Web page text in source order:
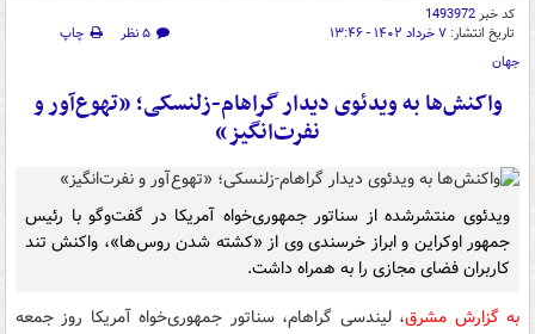
کد خبر1493972
تاریخ انتشار: ۷ خرداد ۱۴۰۲ - ۱۳:۴۶ ۵ نظر
چاپ
جهان
واکنش‌ها به ویدئوی دیدار گراهام-زلنسکی؛ «تهوع‌آور و
نفرت‌انگیز»
ویدئوی منتشرشده از سناتور جمهوری‌خواه آمریکا در گفت‌وگو با رئیس
جمهور اوکراین و ابراز خرسندی وی از «کشته شدن روس‌ها»، واکنش‌ تند
کاربران فضای مجازی را به همراه داشت.
به گزارش مشرق، لیندسی گراهام، سناتور جمهوری‌خواه آمریکا روز جمعه